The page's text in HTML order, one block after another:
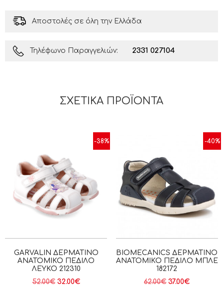
Αποστολές σε όλη την Ελλάδα
Τηλέφωνο Παραγγελιών: 2331 027104
ΣΧΕΤΙΚΆ ΠΡΟΪΌΝΤΑ
-38%
GARVALIN ΔΕΡΜΆΤΙΝΟ
ΑΝΑΤΟΜΙΚΌ ΠΈΔΙΛΟ
ΛΕΥΚΌ 212310
52.00€ 32.00€
-40%
BIOMECANICS ΔΕΡΜΆΤΙΝΟ
ΑΝΑΤΟΜΙΚΌ ΠΈΔΙΛΟ ΜΠΛΈ
182172
62.00€ 37.00€